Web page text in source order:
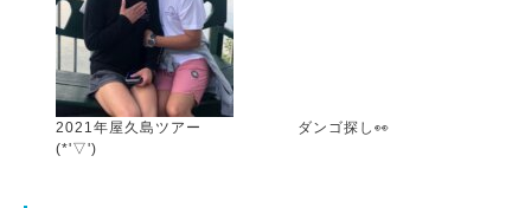
2021年屋久島ツアー
(*'▽')
ダンゴ探し👀